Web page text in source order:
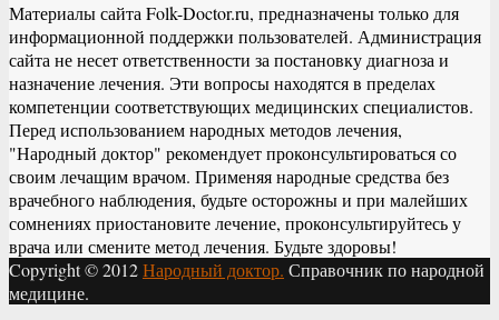
Материалы сайта Folk-Doctor.ru, предназначены только для
информационной поддержки пользователей. Администрация
сайта не несет ответственности за постановку диагноза и
назначение лечения. Эти вопросы находятся в пределах
компетенции соответствующих медицинских специалистов.
Перед использованием народных методов лечения,
"Народный доктор" рекомендует проконсультироваться со
своим лечащим врачом. Применяя народные средства без
врачебного наблюдения, будьте осторожны и при малейших
сомнениях приостановите лечение, проконсультируйтесь у
врача или смените метод лечения. Будьте здоровы!
Copyright © 2012Народный доктор. Справочник по народной
медицине.